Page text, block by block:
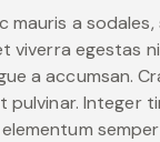
mauris a sodales,
viverra egestas
a accumsan.
pulvinar. Integer